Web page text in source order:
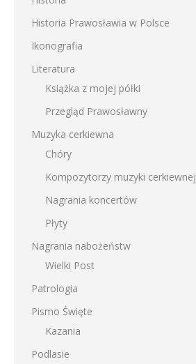
Historia Prawosławia w Polsce
Ikonografia
Literatura
Książka z mojej półki
Przegląd Prawosławny
Muzyka cerkiewna
Chóry
Kompozytorzy muzyki cerkiewnej
Nagrania koncertów
Płyty
Nagrania nabożeństw
Wielki Post
Patrologia
Pismo Święte
Kazania
Podlasie